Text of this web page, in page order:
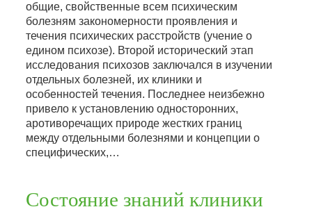
общие, свойственные всем психическим
болезням закономерности проявления и
течения психических расстройств (учение о
едином психозе). Второй исторический этап
исследования психозов заключался в изучении
отдельных болезней, их клиники и
особенностей течения. Последнее неизбежно
привело к установлению односторонних,
аротиворечащих природе жестких границ
между отдельными болезнями и концепции о
специфических,…
Состояние знаний клиники